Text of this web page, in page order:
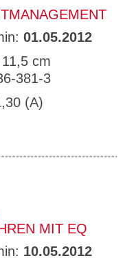
01.05.2012
cm
381-3
(A)
MIT EQ
10.05.2012